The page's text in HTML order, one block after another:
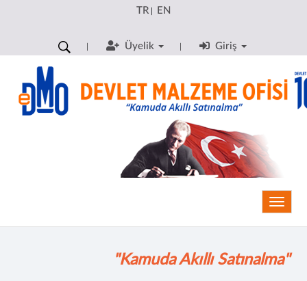
TR| EN
Üyelik Giriş
"Kamuda Akıllı Satınalma"